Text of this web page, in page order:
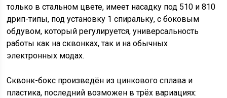
только в стальном цвете, имеет насадку под 510 и 810
дрип-типы, под установку 1 спиральку, с боковым
обдувом, который регулируется, универсальность
работы как на сквонках, так и на обычных
электронных модах.
Сквонк-бокс произведён из цинкового сплава и
пластика, последний возможен в трёх вариациях: